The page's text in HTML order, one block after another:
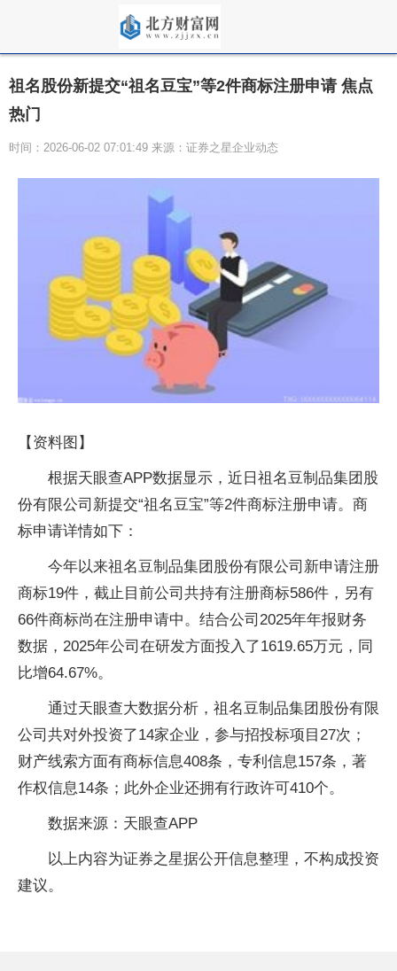
祖名股份新提交“祖名豆宝”等2件商标注册申请 焦点
热门
时间：2026-06-02 07:01:49 来源：证券之星企业动态
【资料图】
根据天眼查APP数据显示，近日祖名豆制品集团股
份有限公司新提交“祖名豆宝”等2件商标注册申请。商
标申请详情如下：
今年以来祖名豆制品集团股份有限公司新申请注册
商标19件，截止目前公司共持有注册商标586件，另有
66件商标尚在注册申请中。结合公司2025年年报财务
数据，2025年公司在研发方面投入了1619.65万元，同
比增64.67%。
通过天眼查大数据分析，祖名豆制品集团股份有限
公司共对外投资了14家企业，参与招投标项目27次；
财产线索方面有商标信息408条，专利信息157条，著
作权信息14条；此外企业还拥有行政许可410个。
数据来源：天眼查APP
以上内容为证券之星据公开信息整理，不构成投资
建议。